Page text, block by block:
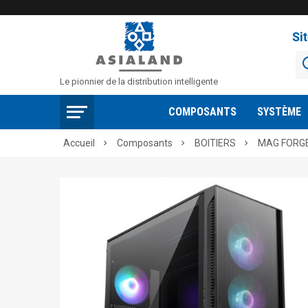
Le pionnier de la distribution intelligente
COMPOSANTS SYSTÈME
Accueil  Composants  BOITIERS  MAG